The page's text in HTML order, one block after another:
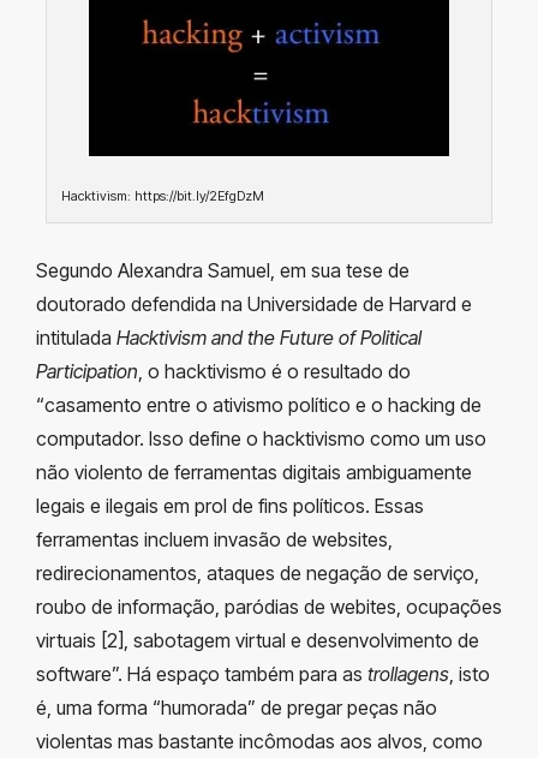
Hacktivism: https://bit.ly/2EfgDzM
Segundo Alexandra Samuel, em sua tese de
doutorado defendida na Universidade de Harvard e
intitulada Hacktivism and the Future of Political
Participation , o hacktivismo é o resultado do
“casamento entre o ativismo político e o hacking de
computador. Isso define o hacktivismo como um uso
não violento de ferramentas digitais ambiguamente
legais e ilegais em prol de fins políticos. Essas
ferramentas incluem invasão de websites,
redirecionamentos, ataques de negação de serviço,
roubo de informação, paródias de webites, ocupações
virtuais [2], sabotagem virtual e desenvolvimento de
software”. Há espaço também para as trollagens , isto
é, uma forma “humorada” de pregar peças não
violentas mas bastante incômodas aos alvos, como